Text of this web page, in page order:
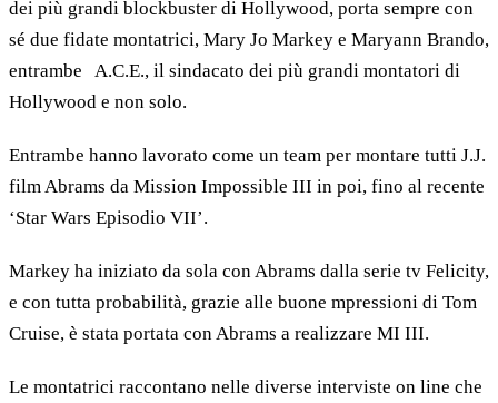
dei più grandi blockbuster di Hollywood, porta sempre con
sé due fidate montatrici, Mary Jo Markey e Maryann Brando,
entrambe A.C.E., il sindacato dei più grandi montatori di
Hollywood e non solo.
Entrambe hanno lavorato come un team per montare tutti J.J.
film Abrams da Mission Impossible III in poi, fino al recente
‘Star Wars Episodio VII’.
Markey ha iniziato da sola con Abrams dalla serie tv Felicity,
e con tutta probabilità, grazie alle buone mpressioni di Tom
Cruise, è stata portata con Abrams a realizzare MI III.
Le montatrici raccontano nelle diverse interviste on line che